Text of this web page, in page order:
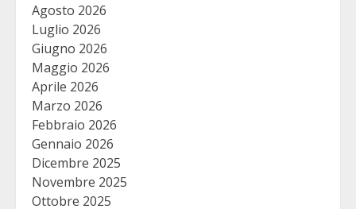
Agosto 2026
Luglio 2026
Giugno 2026
Maggio 2026
Aprile 2026
Marzo 2026
Febbraio 2026
Gennaio 2026
Dicembre 2025
Novembre 2025
Ottobre 2025